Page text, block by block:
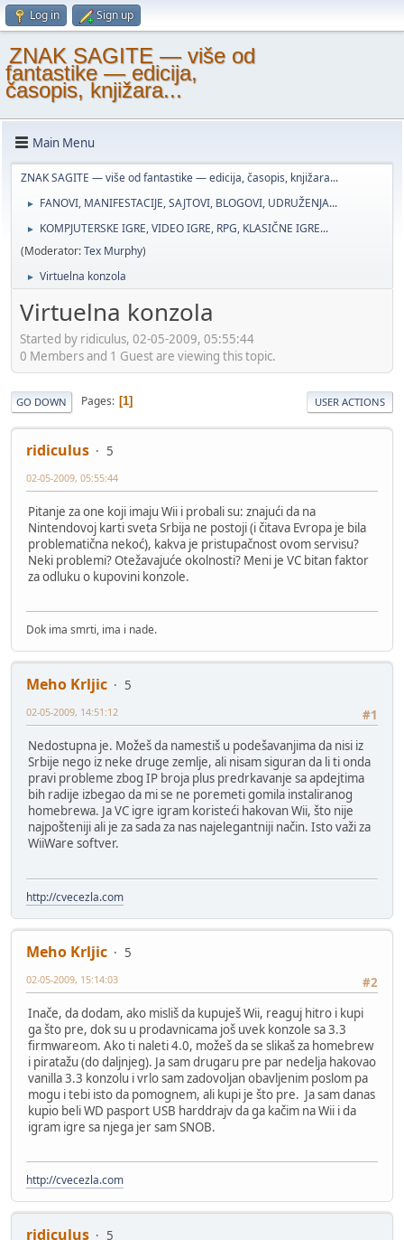
Log in Sign up
ZNAK SAGITE — više od
fantastike — edicija,
časopis, knjižara...
Main Menu
ZNAK SAGITE — više od fantastike — edicija, časopis, knjižara...
► FANOVI, MANIFESTACIJE, SAJTOVI, BLOGOVI, UDRUŽENJA...
►
KOMPJUTERSKE IGRE, VIDEO IGRE, RPG, KLASIČNE IGRE...
(Moderator:Tex Murphy)
► Virtuelna konzola
Virtuelna konzola
Started by ridiculus, 02-05-2009, 05:55:44
0 Members and 1 Guest are viewing this topic.
GO DOWN Pages 1 USER ACTIONS
ridiculus 5
02-05-2009, 05:55:44
Pitanje za one koji imaju Wii i probali su: znajući da na
Nintendovoj karti sveta Srbija ne postoji (i čitava Evropa je bila
problematična nekoć), kakva je pristupačnost ovom servisu?
Neki problemi? Otežavajuće okolnosti? Meni je VC bitan faktor
za odluku o kupovini konzole.
Dok ima smrti, ima i nade.
Meho Krljic
5
#1
02-05-2009, 14:51:12
Nedostupna je. Možeš da namestiš u podešavanjima da nisi iz
Srbije nego iz neke druge zemlje, ali nisam siguran da li ti onda
pravi probleme zbog IP broja plus predrkavanje sa apdejtima
bih radije izbegao da mi se ne poremeti gomila instaliranog
homebrewa. Ja VC igre igram koristeći hakovan Wii, što nije
najpošteniji ali je za sada za nas najelegantniji način. Isto važi za
WiiWare softver.
http://cvecezla.com
Meho Krljic
5
#2
02-05-2009, 15:14:03
Inače, da dodam, ako misliš da kupuješ Wii, reaguj hitro i kupi
ga što pre, dok su u prodavnicama još uvek konzole sa 3.3
firmwareom. Ako ti naleti 4.0, možeš da se slikaš za homebrew
i piratažu (do daljnjeg). Ja sam drugaru pre par nedelja hakovao
vanilla 3.3 konzolu i vrlo sam zadovoljan obavljenim poslom pa
mogu i tebi isto da pomognem, ali kupi je što pre. Ja sam danas
kupio beli WD pasport USB harddrajv da ga kačim na Wii i da
igram igre sa njega jer sam SNOB.
http://cvecezla.com
ridiculus
5